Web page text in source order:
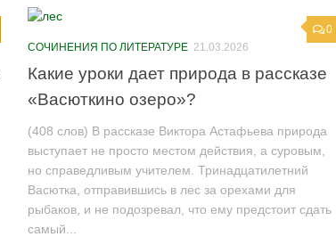
0
СОЧИНЕНИЯ ПО ЛИТЕРАТУРЕ 21.03.2026
Какие уроки дает природа в рассказе
«Васюткино озеро»?
(408 слов) В рассказе Виктора Астафьева природа
выступает не просто местом действия, а суровым,
но справедливым учителем. Тринадцатилетний
Васютка, отправившись в лес за орехами для
рыбаков, и не подозревал, что ему предстоит сдать
самый...